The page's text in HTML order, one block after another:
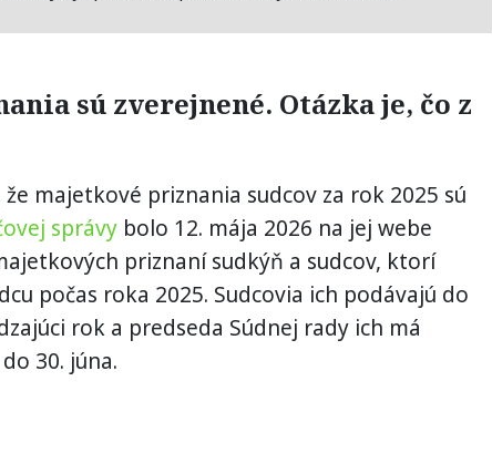
sú zverejnené. Otázka je, čo z
majetkové priznania sudcov za rok 2025 sú
správy bolo 12. mája 2026 na jej webe
priznaní sudkýň a sudcov, ktorí
počas roka 2025. Sudcovia ich podávajú do
rok a predseda Súdnej rady ich má
30. júna.